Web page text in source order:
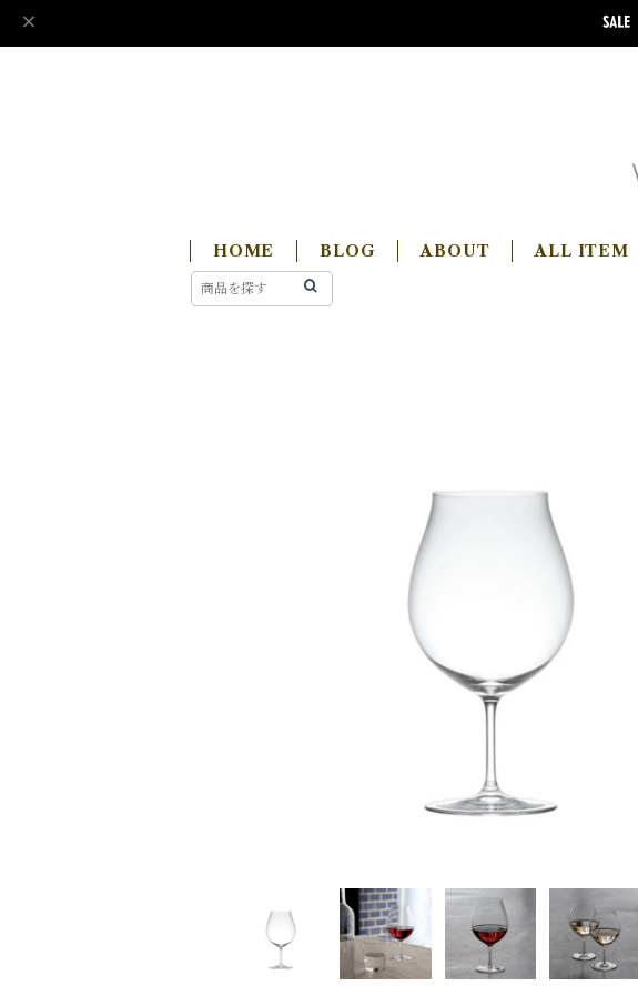
HOME BLOG ABOUT ALL ITEM